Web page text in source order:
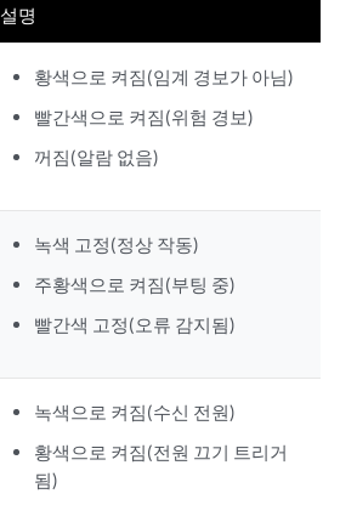
설명
황색으로 켜짐(임계 경보가 아님)
빨간색으로 켜짐(위험 경보)
꺼짐(알람 없음)
녹색 고정(정상 작동)
주황색으로 켜짐(부팅 중)
빨간색 고정(오류 감지됨)
녹색으로 켜짐(수신 전원)
황색으로 켜짐(전원 끄기 트리거
됨)